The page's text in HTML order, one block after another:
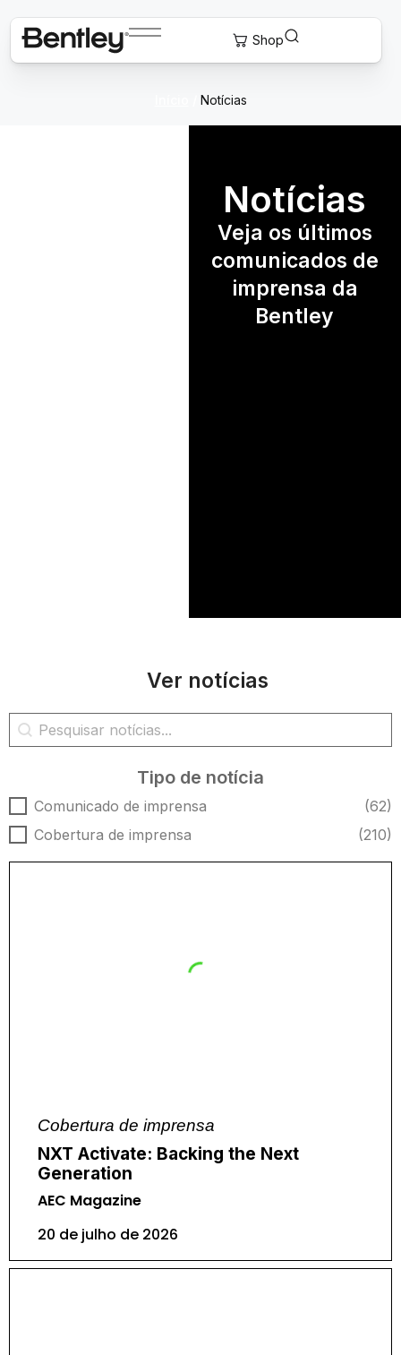
Notícias
Notícias
Veja os últimos
comunicados de
imprensa da
Bentley
Ver notícias
Pesquisa de notícias
Pesquisar conteúdo
Tipo de notícia
Tipo de notícia
Comunicado de imprensa
(62)
Cobertura de imprensa
(210)
Cobertura de imprensa
NXT Activate: Backing the Next
Generation
AEC Magazine
20 de julho de 2026